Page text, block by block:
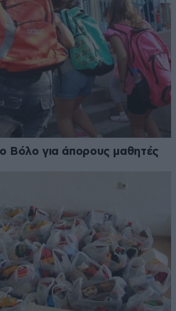
Βόλο για άπορους μαθητές